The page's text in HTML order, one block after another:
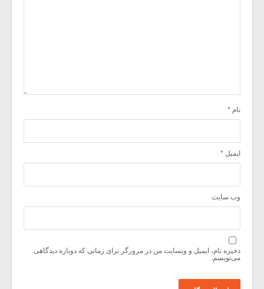
نام *
ایمیل *
وب‌ سایت
ذخیره نام، ایمیل و وبسایت من در مرورگر برای زمانی که دوباره دیدگاهی
می‌نویسم.